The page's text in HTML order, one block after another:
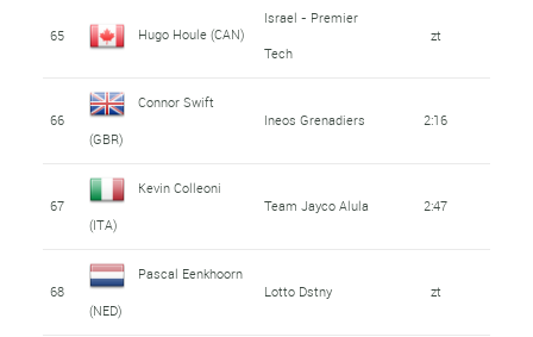
65 Hugo Houle (CAN)
Israel - Premier
Tech
zt
66
Connor Swift
(GBR)
Ineos Grenadiers 2:16
67
Kevin Colleoni
(ITA)
Team Jayco Alula 2:47
68
Pascal Eenkhoorn
(NED)
Lotto Dstny zt